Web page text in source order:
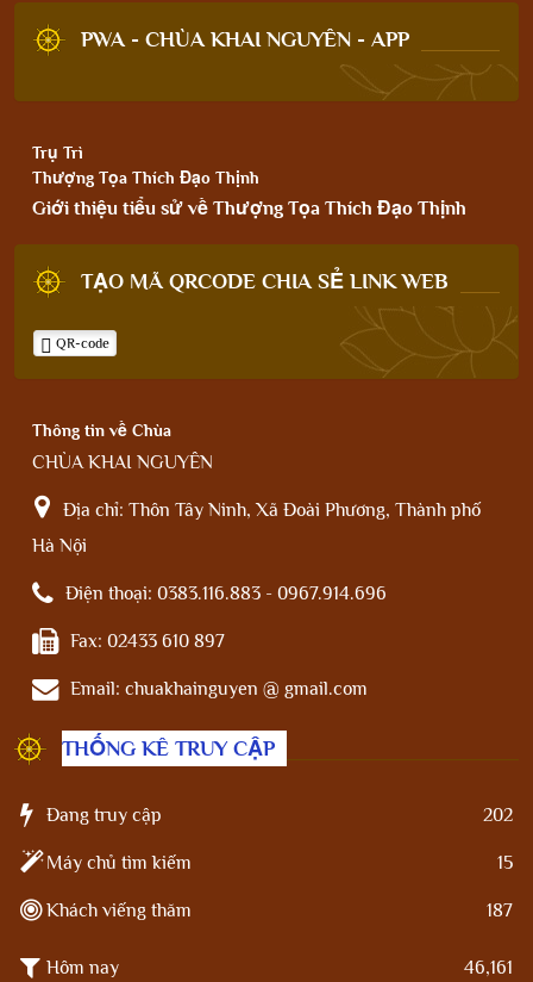
PWA - CHÙA KHAI NGUYÊN - APP
Trụ Trì
Thượng Tọa Thích Đạo Thịnh
Giới thiệu tiểu sử về Thượng Tọa Thích Đạo Thịnh
TẠO MÃ QRCODE CHIA SẺ LINK WEB
QR-code
Thông tin về Chùa
CHÙA KHAI NGUYÊN
Địa chỉ: Thôn Tây Ninh, Xã Đoài Phương, Thành phố
Hà Nội
Điện thoại: 0383.116.883 - 0967.914.696
Fax: 02433 610 897
Email: chuakhainguyen @ gmail.com
THỐNG KÊ TRUY CẬP
Đang truy cập 202
Máy chủ tìm kiếm 15
Khách viếng thăm 187
Hôm nay 46,161